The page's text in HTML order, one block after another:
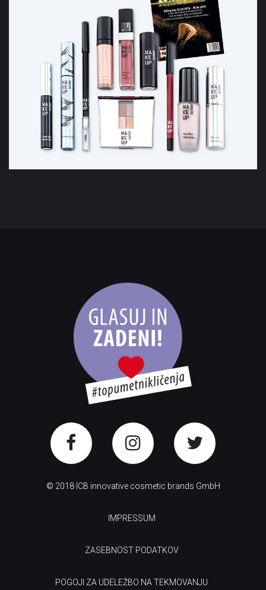
© 2018 ICB innovative cosmetic brands GmbH
IMPRESSUM
ZASEBNOST PODATKOV
POGOJI ZA UDELEŽBO NA TEKMOVANJU